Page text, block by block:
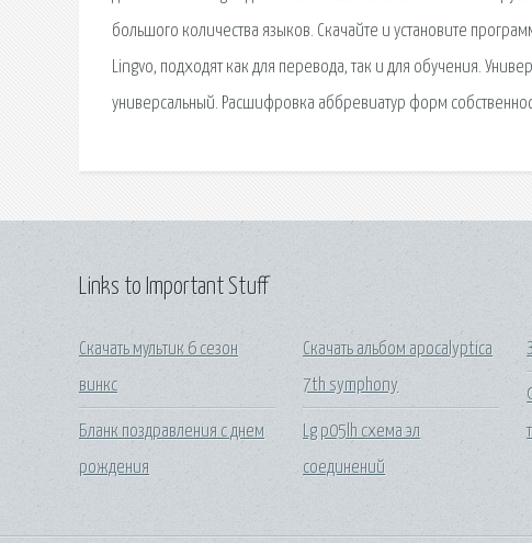
большого количества языков. Скачайте и установите
Lingvo, подходят как для перевода, так и для обучения.
универсальный. Расшифровка аббревиатур форм
Links to Important Stuff
Скачать мультик 6 сезон
винкс
Бланк поздравления с днем
рождения
Скачать альбом apocalyptica
7th symphony
Lg p05lh схема эл
соединений